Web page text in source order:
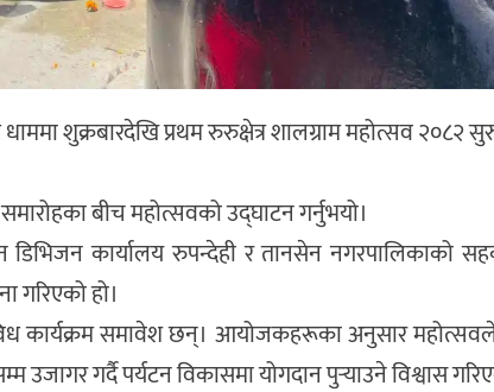
शुक्रबारदेखि प्रथम रुरुक्षेत्र शालग्राम महोत्सव २०८२
बीच महोत्सवको उद्घाटन गर्नुभयो।
कार्यालय रुपन्देही र तानसेन नगरपालिकाको
गरिएको हो।
कार्यक्रम समावेश छन्। आयोजकहरूका अनुसार
उजागर गर्दै पर्यटन विकासमा योगदान पुर्‍याउने विश्वास